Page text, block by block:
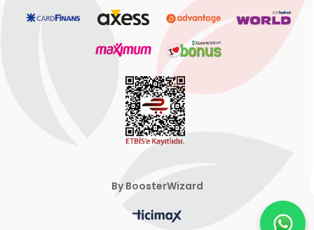
By BoosterWizard